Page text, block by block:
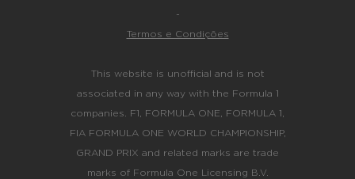
-
Termos e Condições
This website is unofficial and is not
associated in any way with the Formula 1
companies. F1, FORMULA ONE, FORMULA 1,
FIA FORMULA ONE WORLD CHAMPIONSHIP,
GRAND PRIX and related marks are trade
marks of Formula One Licensing B.V.